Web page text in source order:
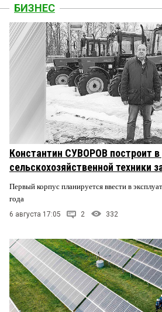
БИЗНЕС
Константин СУВОРОВ построит
сельскохозяйственной техники
Первый корпус планируется ввести в
года
6 августа 17:05 2 332